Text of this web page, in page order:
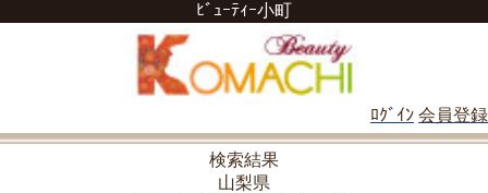
ﾋﾞｭｰﾃｨｰ小町
ﾛｸﾞｲﾝ 会員登録
検索結果
山梨県